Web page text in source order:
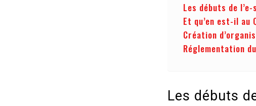
Les débuts de
Et qu’en est-il au
Création
Réglementation
Les débuts